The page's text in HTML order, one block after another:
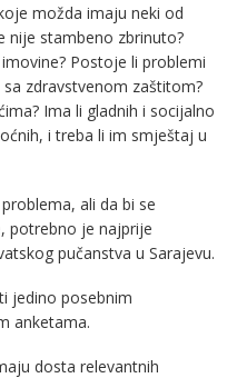
možda imaju neki od
nije stambeno zbrinuto?
Postoje li problemi
zdravstvenom zaštitom?
Ima li gladnih i socijalno
i treba li im smještaj u
ali da bi se
potrebno je najprije
pučanstva u Sarajevu.
jedino posebnim
anketama.
dosta relevantnih